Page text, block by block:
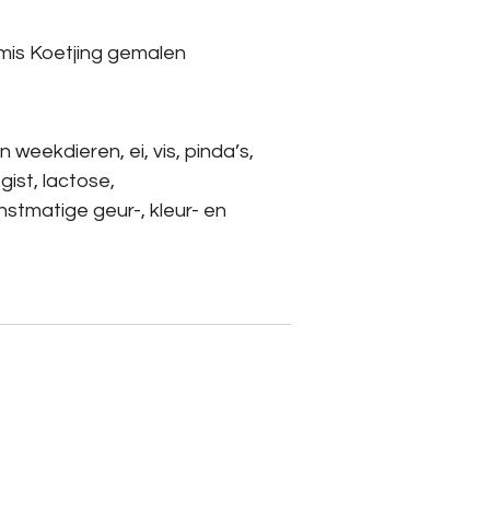
Koetjing gemalen
weekdieren, ei, vis, pinda’s,
lactose,
geur-, kleur- en